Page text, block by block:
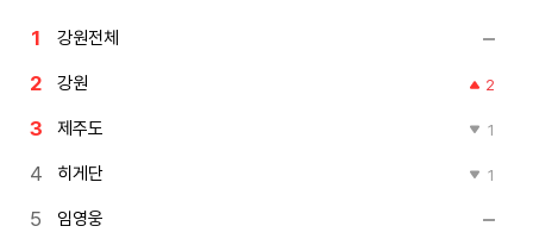
강원전체
강원 2
제주도 1
히게단 1
임영웅